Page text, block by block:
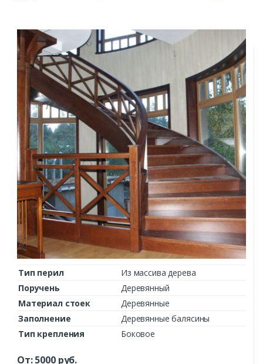
Тип перил
Из массива дерева
Поручень
Деревянный
Материал стоек
Деревянные
Заполнение
Деревянные балясины
Тип крепления
Боковое
От:5000руб.